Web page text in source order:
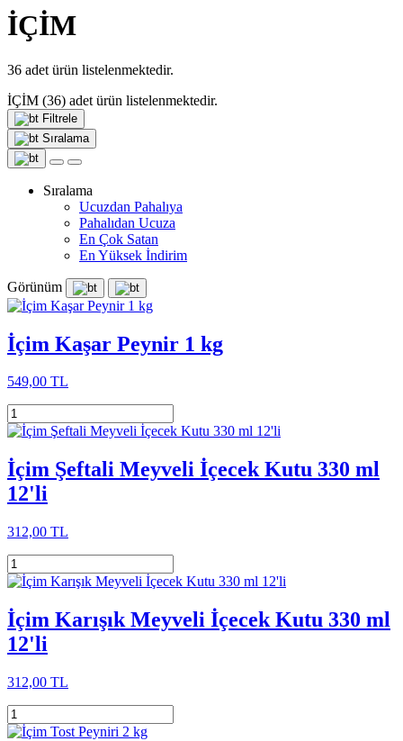
İÇİM
36 adet ürün listelenmektedir.
İÇİM (36) adet ürün listelenmektedir.
Filtrele
Sıralama
Sıralama
Ucuzdan Pahalıya
Pahalıdan Ucuza
En Çok Satan
En Yüksek İndirim
Görünüm
İçim Kaşar Peynir 1 kg
549,00 TL
İçim Şeftali Meyveli İçecek Kutu 330 ml
12'li
312,00 TL
İçim Karışık Meyveli İçecek Kutu 330 ml
12'li
312,00 TL